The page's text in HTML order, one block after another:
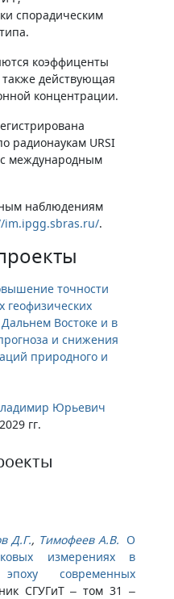
спорадическим
коэффиценты
также действующая
концентрации.
радионаукам URSI
международным
наблюдениям
im.ipgg.sbras.ru/.
точности
геофизических
Востоке и в
и снижения
природного и
Юрьевич
гг.
Д.Г., Тимофеев А.В. О
измерениях в
современных
СГУГиТ – том 31 –